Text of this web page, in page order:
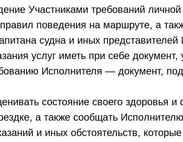
Участниками требований личной
поведения на маршруте, а
судна и иных представителей
услуг иметь при себе
Исполнителя — документ,
состояние своего здоровья и
а также сообщать
и иных обстоятельств,